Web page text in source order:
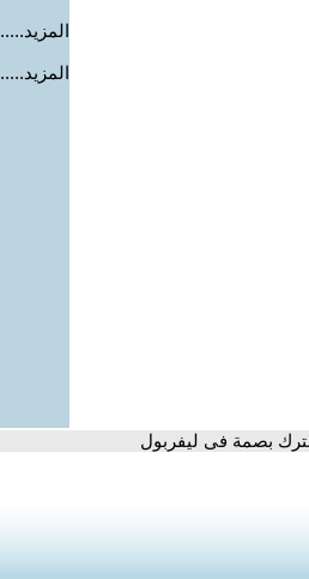
المزيد.....
المزيد.....
بصمة فى ليفربول